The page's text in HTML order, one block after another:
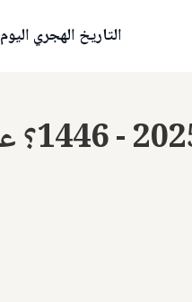
التاريخ الهجري اليوم